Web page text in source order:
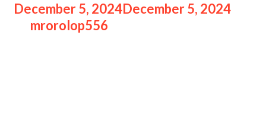
December 5, 2024December 5, 2024
mrorolop556